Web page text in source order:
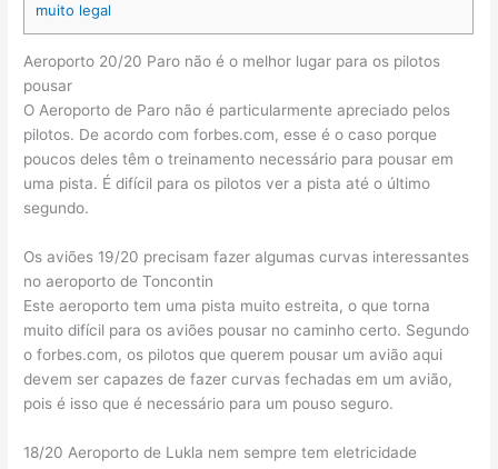
muito legal
Aeroporto 20/20 Paro não é o melhor lugar para os pilotos
pousar
O Aeroporto de Paro não é particularmente apreciado pelos
pilotos. De acordo com forbes.com, esse é o caso porque
poucos deles têm o treinamento necessário para pousar em
uma pista. É difícil para os pilotos ver a pista até o último
segundo.
Os aviões 19/20 precisam fazer algumas curvas interessantes
no aeroporto de Toncontin
Este aeroporto tem uma pista muito estreita, o que torna
muito difícil para os aviões pousar no caminho certo. Segundo
o forbes.com, os pilotos que querem pousar um avião aqui
devem ser capazes de fazer curvas fechadas em um avião,
pois é isso que é necessário para um pouso seguro.
18/20 Aeroporto de Lukla nem sempre tem eletricidade